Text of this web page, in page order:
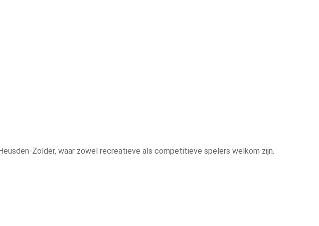
Zolder, waar zowel recreatieve als competitieve spelers welkom zijn.